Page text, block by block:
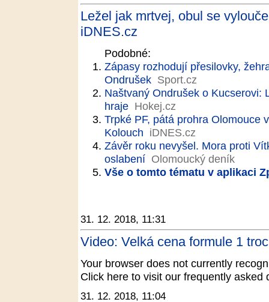
Ležel jak mrtvej, obul se
iDNES.cz
Podobné:
Zápasy rozhodují přesilovky,
Ondrušek Sport.cz
Naštvaný Ondrušek o
hraje Hokej.cz
Trpké PF, pátá prohra Olomouce
Kolouch iDNES.cz
Závěr roku nevyšel. Mora proti
oslabení Olomoucký deník
Vše o tomto tématu v aplikaci
31. 12. 2018, 11:31
Video: Velká cena formule 1
Your browser does not currently
Click here to visit our frequently asked
31. 12. 2018, 11:04